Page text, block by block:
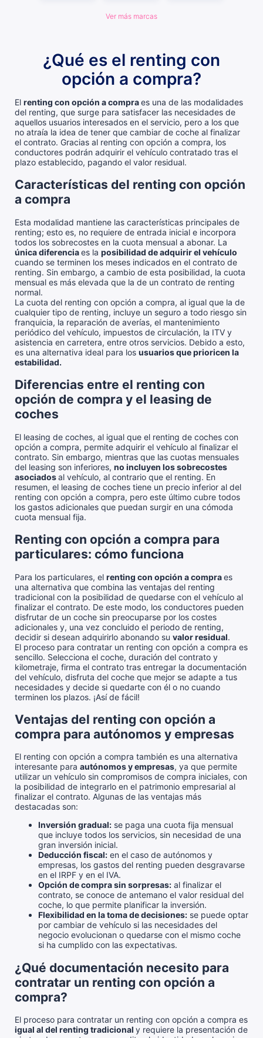
Ver más marcas
¿Qué es el renting con
opción a compra?
El renting con opción a compraes una de las modalidades
del renting, que surge para satisfacer las necesidades de
aquellos usuarios interesados en el servicio, pero a los que
no atraía la idea de tener que cambiar de coche al finalizar
el contrato. Gracias al renting con opción a compra, los
conductores podrán adquirir el vehículo contratado tras el
plazo establecido, pagando el valor residual.
Características del renting con opción
a compra
Esta modalidad mantiene las características principales de
renting; esto es, no requiere de entrada inicial e incorpora
todos los sobrecostes en la cuota mensual a abonar. La
única diferenciaes la posibilidad de adquirir el vehículo
cuando se terminen los meses indicados en el contrato de
renting. Sin embargo, a cambio de esta posibilidad, la cuota
mensual es más elevada que la de un contrato de renting
normal.
La cuota del renting con opción a compra, al igual que la de
cualquier tipo de renting, incluye un seguro a todo riesgo sin
franquicia, la reparación de averías, el mantenimiento
periódico del vehículo, impuestos de circulación, la ITV y
asistencia en carretera, entre otros servicios. Debido a esto,
es una alternativa ideal para los usuarios que prioricen la
estabilidad.
Diferencias entre el renting con
opción de compra y el leasing de
coches
El leasing de coches, al igual que el renting de coches con
opción a compra, permite adquirir el vehículo al finalizar el
contrato. Sin embargo, mientras que las cuotas mensuales
del leasing son inferiores, no incluyen los sobrecostes
asociadosal vehículo, al contrario que el renting. En
resumen, el leasing de coches tiene un precio inferior al del
renting con opción a compra, pero este último cubre todos
los gastos adicionales que puedan surgir en una cómoda
cuota mensual fija.
Renting con opción a compra para
particulares: cómo funciona
Para los particulares, el renting con opción a compraes
una alternativa que combina las ventajas del renting
tradicional con la posibilidad de quedarse con el vehículo al
finalizar el contrato. De este modo, los conductores pueden
disfrutar de un coche sin preocuparse por los costes
adicionales y, una vez concluido el periodo de renting,
decidir si desean adquirirlo abonando su valor residual.
El proceso para contratar un renting con opción a compra es
sencillo. Selecciona el coche, duración del contrato y
kilometraje, firma el contrato tras entregar la documentación
del vehículo, disfruta del coche que mejor se adapte a tus
necesidades y decide si quedarte con él o no cuando
terminen los plazos. ¡Así de fácil!
Ventajas del renting con opción a
compra para autónomos y empresas
El renting con opción a compra también es una alternativa
interesante para autónomos y empresas, ya que permite
utilizar un vehículo sin compromisos de compra iniciales, con
la posibilidad de integrarlo en el patrimonio empresarial al
finalizar el contrato. Algunas de las ventajas más
destacadas son:
Inversión gradual: se paga una cuota fija mensual
que incluye todos los servicios, sin necesidad de una
gran inversión inicial.
Deducción fiscal: en el caso de autónomos y
empresas, los gastos del renting pueden desgravarse
en el IRPF y en el IVA.
Opción de compra sin sorpresas: al finalizar el
contrato, se conoce de antemano el valor residual del
coche, lo que permite planificar la inversión.
Flexibilidad en la toma de decisiones: se puede optar
por cambiar de vehículo si las necesidades del
negocio evolucionan o quedarse con el mismo coche
si ha cumplido con las expectativas.
¿Qué documentación necesito para
contratar un renting con opción a
compra?
El proceso para contratar un renting con opción a compra es
igual al del renting tradicional y requiere la presentación de